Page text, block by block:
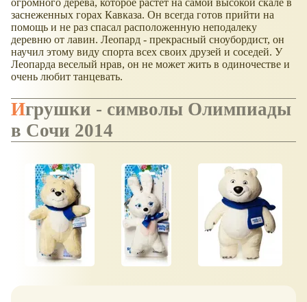
заснеженных горах Кавказа. Он всегда готов прийти на
помощь и не раз спасал расположенную неподалеку
деревню от лавин. Леопард - прекрасный сноубордист, он
научил этому виду спорта всех своих друзей и соседей. У
Леопарда веселый нрав, он не может жить в одиночестве и
очень любит танцевать.
Игрушки - символы Олимпиады
в Сочи 2014